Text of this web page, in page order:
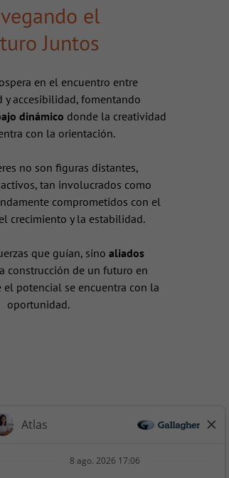
el
Juntos
en el encuentro entre
y accesibilidad, fomentando
dinámico donde la creatividad
con la orientación.
no son figuras distantes,
activos, tan involucrados como
comprometidos con el
crecimiento y la estabilidad.
que guían, sinoaliados
construcción de un futuro en
potencial se encuentra con la
oportunidad.